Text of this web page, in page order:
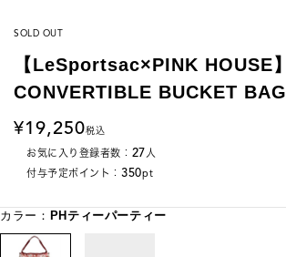
SOLD OUT
【LeSportsac×PINK HOUSE】
CONVERTIBLE BUCKET BAG
19,250税込
お気に入り登録者数： 27人
付与予定ポイント： 350pt
カラー： PHティーパーティー